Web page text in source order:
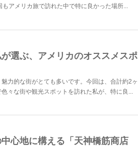
アメリカ旅で訪れた中で特に良かった場所...
選ぶ、アメリカのオススメスポ
力的な街がとても多いです。今回は、合計約2ヶ
々な街や観光スポットを訪れた私が、特に良...
心地に構える「天神橋筋商店